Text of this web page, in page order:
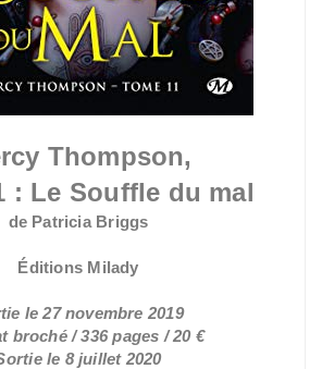
Thompson,
: Le Souffle du mal
de Patricia Briggs
Éditions Milady
le 27 novembre 2019
broché / 336 pages / 20 €
le 8 juillet 2020